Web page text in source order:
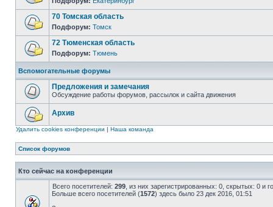
70 Томская область
Подфорум: Томск
72 Тюменская область
Подфорум: Тюмень
Вспомогательные форумы
Предложения и замечания
Обсуждение работы форумов, рассылок и сайта движения
Архив
Удалить cookies конференции | Наша команда
Список форумов
Кто сейчас на конференции
Всего посетителей: 299 , из них зарегистрированных: 0, скрытых: 0 и
Больше всего посетителей (1572) здесь было 23 дек 2016, 01:51